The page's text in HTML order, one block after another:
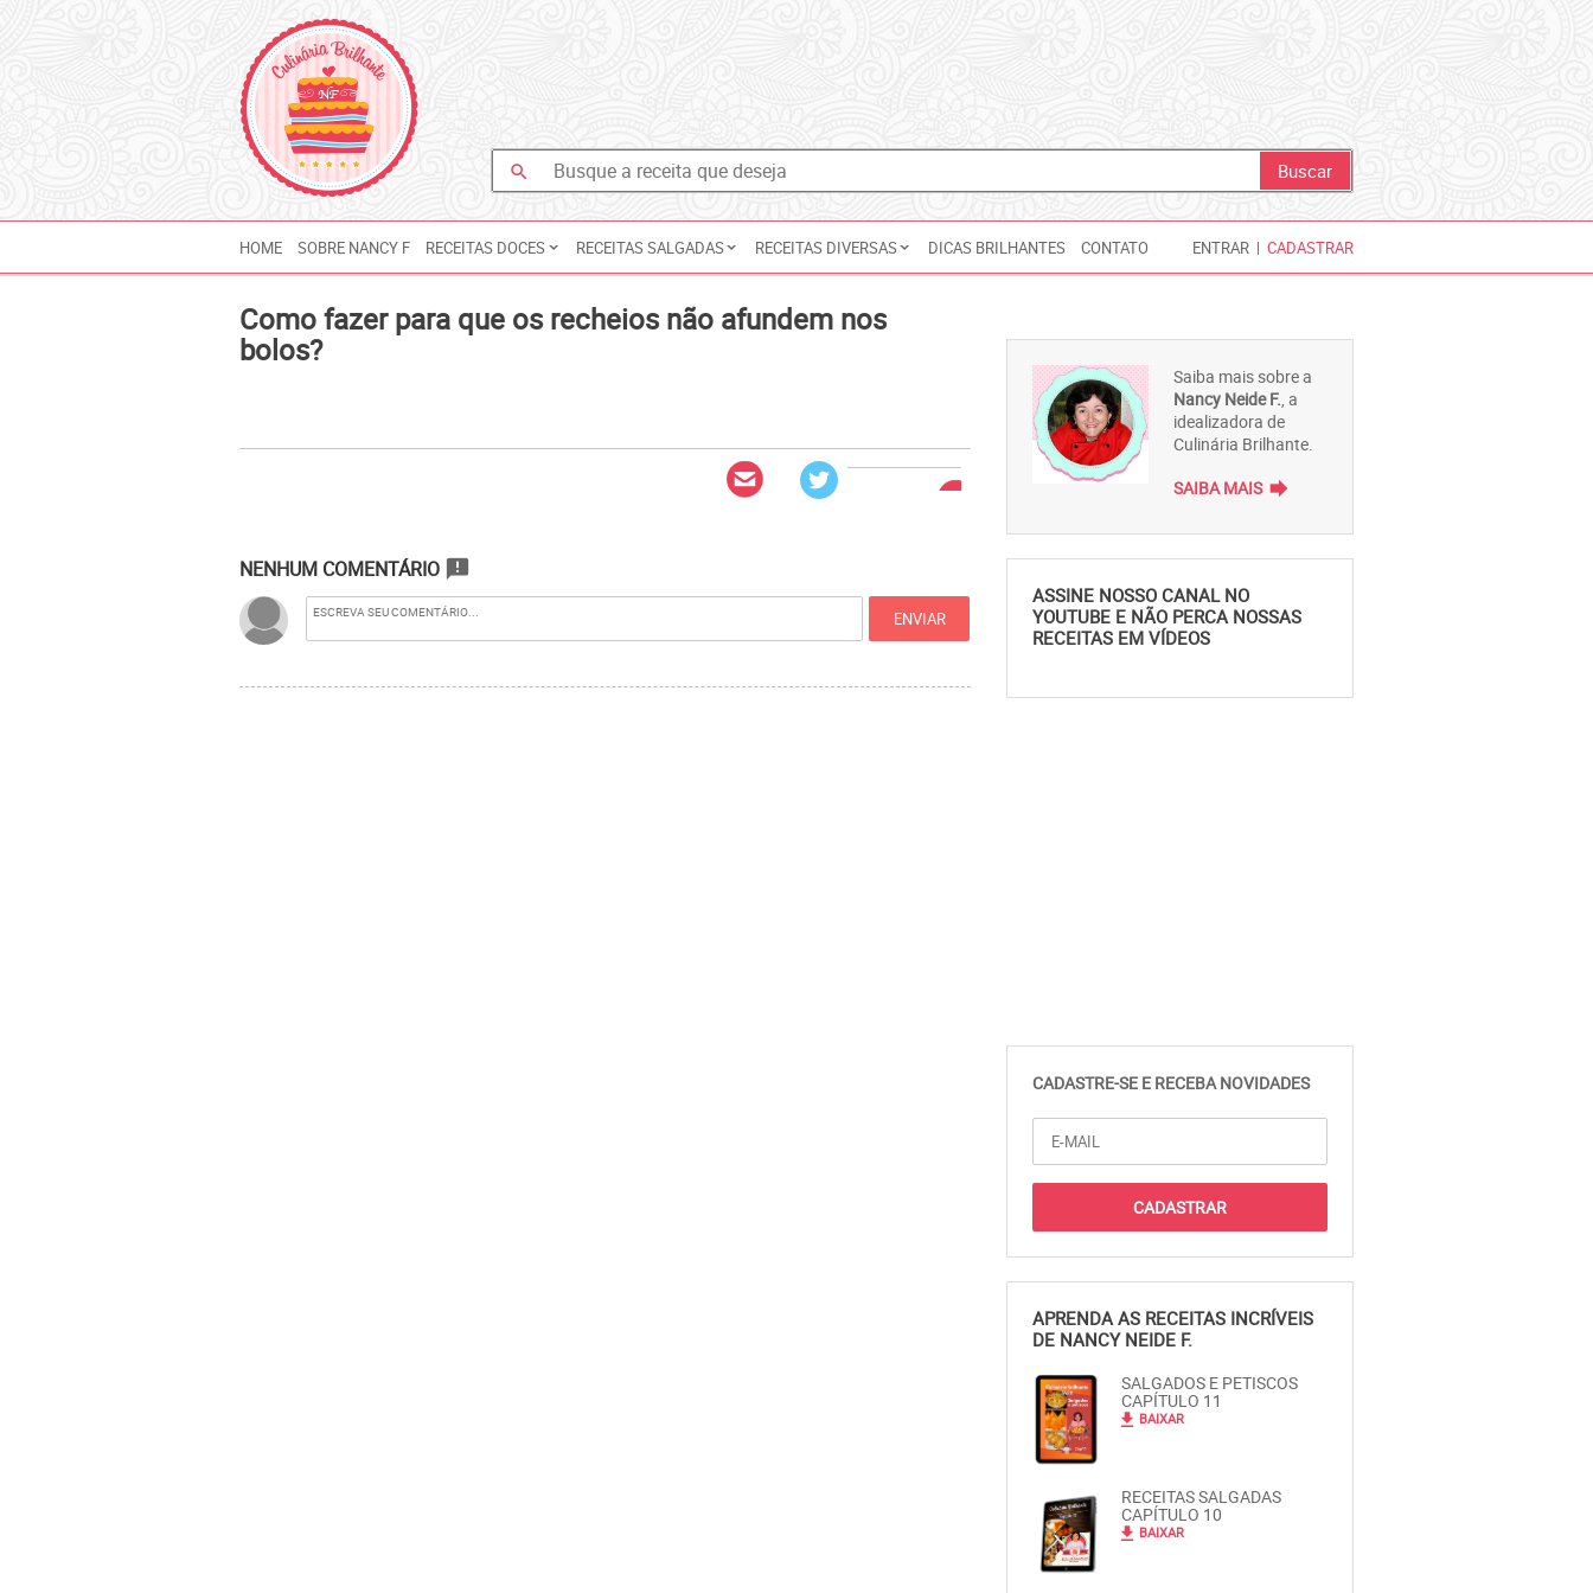
search
HOME SOBRE NANCY F RECEITAS DOCES RECEITAS SALGADAS RECEITAS DIVERSAS DICAS BRILHANTES CONTATO ENTRAR | CADASTRAR
Como fazer para que os recheios não afundem nos
bolos?
NENHUM COMENTÁRIO announcement
Saiba mais sobre a
Nancy Neide F., a
idealizadora de
Culinária Brilhante.
SAIBA MAIS forward
ASSINE NOSSO CANAL NO
YOUTUBE E NÃO PERCA NOSSAS
RECEITAS EM VÍDEOS
CADASTRE-SE E RECEBA NOVIDADES
APRENDA AS RECEITAS INCRÍVEIS
DE NANCY NEIDE F.
SALGADOS E PETISCOS
CAPÍTULO 11
file_download BAIXAR
RECEITAS SALGADAS
CAPÍTULO 10
file_download BAIXAR